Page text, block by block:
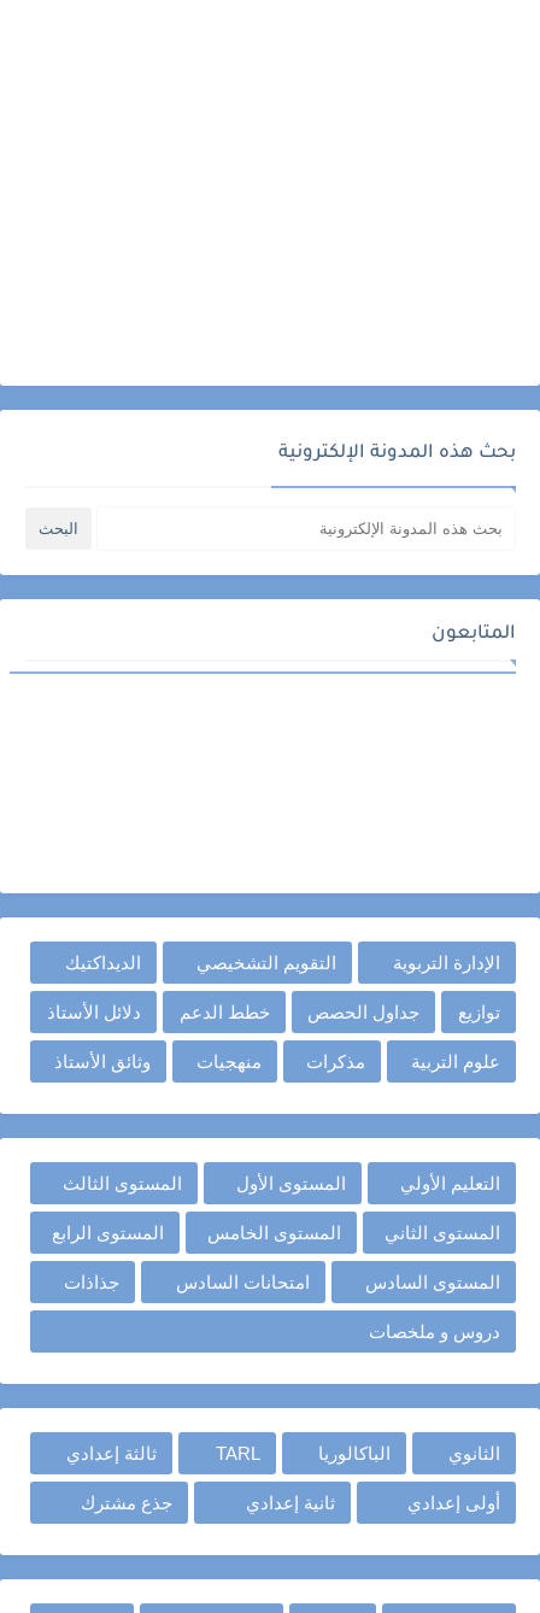
بحث هذه المدونة الإلكترونية
المتابعون
الإدارة التربوية التقويم التشخيصي الديداكتيك
توازيع جداول الحصص خطط الدعم دلائل الأستاذ
علوم التربية مذكرات منهجيات وثائق الأستاذ
التعليم الأولي المستوى الأول المستوى الثالث
المستوى الثاني المستوى الخامس المستوى الرابع
المستوى السادس امتحانات السادس جذاذات
دروس و ملخصات
الثانوي الباكالوريا TARL ثالثة إعدادي
أولى إعدادي ثانية إعدادي جذع مشترك